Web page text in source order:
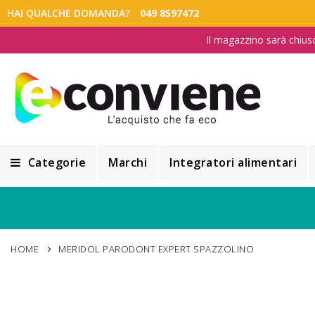
HAI QUALCHE DOMANDA? 049 8597472
Il magazzino sarà
Categorie
Alimentazione e Dietetica
Marchi Integratori alimentari
HOME MERIDOL PARODONT EXPERT SPAZZOLINO